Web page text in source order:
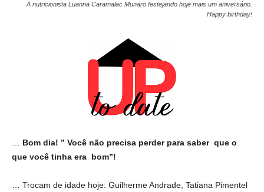
A nutricionista Luanna Caramalac Munaro festejando hoje mais um aniversário.
Happy birthday!
… Bom dia! ” Você não precisa perder para saber que o
que você tinha era bom”!
… Trocam de idade hoje: Guilherme Andrade, Tatiana Pimentel